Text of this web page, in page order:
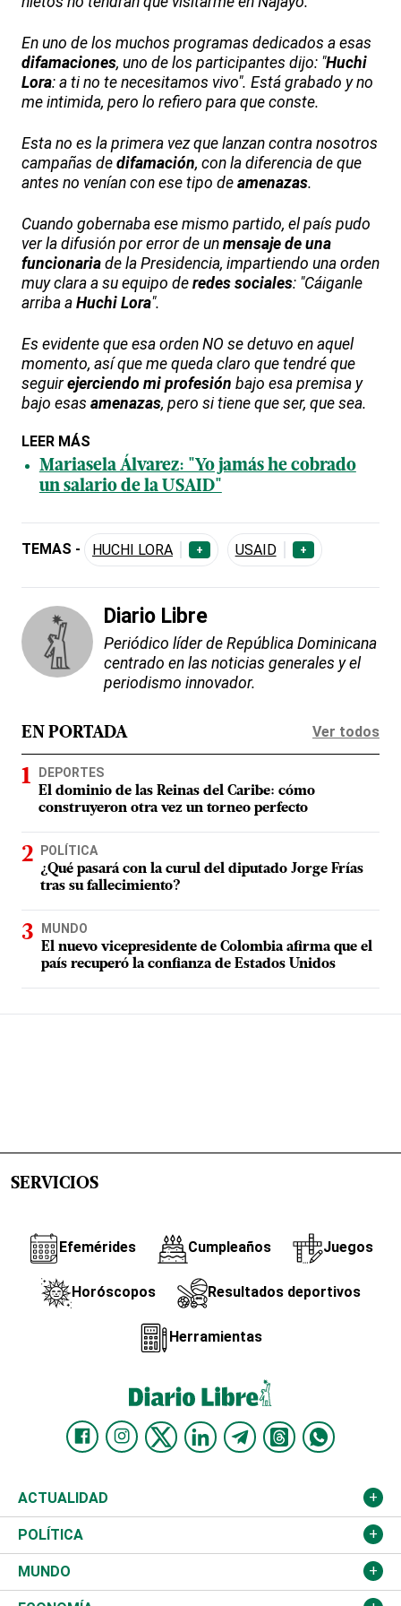
En uno de los muchos programas dedicados a esas
difamaciones, uno de los participantes dijo: "Huchi
Lora: a ti no te necesitamos vivo". Está grabado y no
me intimida, pero lo refiero para que conste.
Esta no es la primera vez que lanzan contra nosotros
campañas de difamación, con la diferencia de que
antes no venían con ese tipo de amenazas.
Cuando gobernaba ese mismo partido, el país pudo
ver la difusión por error de un mensaje de una
funcionaria de la Presidencia, impartiendo una orden
muy clara a su equipo de redes sociales: "Cáiganle
arriba a Huchi Lora".
Es evidente que esa orden NO se detuvo en aquel
momento, así que me queda claro que tendré que
seguirejerciendo mi profesión bajo esa premisa y
bajo esas amenazas, pero si tiene que ser, que sea.
LEER MÁS
Mariasela Álvarez: "Yo jamás he cobrado
un salario de la USAID"
TEMAS - HUCHI LORA + USAID +
Diario Libre
Periódico líder de República Dominicana
centrado en las noticias generales y el
periodismo innovador.
EN PORTADA Ver todos
DEPORTES
El dominio de las Reinas del Caribe: cómo
construyeron otra vez un torneo perfecto
POLÍTICA
¿Qué pasará con la curul del diputado Jorge Frías
tras su fallecimiento?
MUNDO
El nuevo vicepresidente de Colombia afirma que el
país recuperó la confianza de Estados Unidos
SERVICIOS
Efemérides Cumpleaños Juegos
Horóscopos Resultados deportivos
Herramientas
ACTUALIDAD
Nacional
Ciudad
POLÍTICA
Partidos
MUNDO